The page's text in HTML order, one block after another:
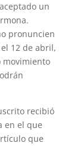
un
pronuncien
12 de abril,
movimiento
recibió
en el que
que